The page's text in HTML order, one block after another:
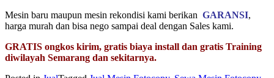
Rp 18,500,000.Rp 17,500,000.
Mesin baru maupun mesin rekondisi kami berikan GARANSI,
harga murah dan bisa nego sampai deal dengan Sales kami.
GRATIS ongkos kirim, gratis biaya install dan gratis Training
diwilayah Semarang dan sekitarnya.